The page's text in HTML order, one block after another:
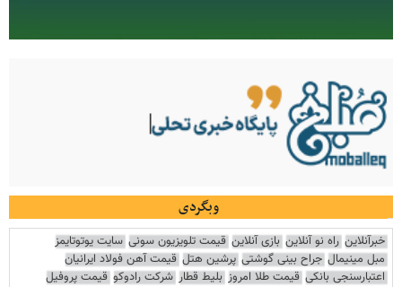
وبگردی
خبرآنلاین راه نو آنلاین بازی آنلاین قیمت تلویزیون سونی سایت یوتوتایمز
مبل مینیمال جراح بینی گوشتی پرشین هتل قیمت آهن فولاد ایرانیان
اعتبارسنجی بانکی قیمت طلا امروز بلیط قطار شرکت رادوکو قیمت پروفیل